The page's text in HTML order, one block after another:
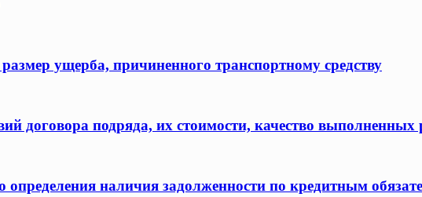
ущерба, причиненного транспортному средству
договора подряда, их стоимости, качество выполненных
определения наличия задолженности по кредитным